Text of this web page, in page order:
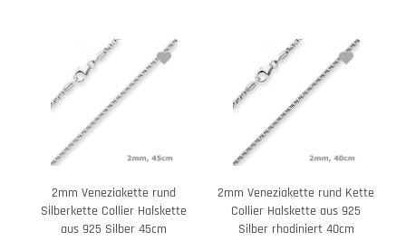
2mm Veneziakette rund
Silberkette Collier Halskette
aus 925 Silber 45cm
2mm Veneziakette rund Kette
Collier Halskette aus 925
Silber rhodiniert 40cm